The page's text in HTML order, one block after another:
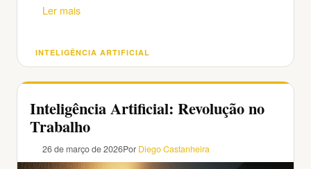
Ler mais
Categorias
INTELIGÊNCIA ARTIFICIAL
Inteligência Artificial: Revolução no
Trabalho
26 de março de 2026Por Diego Castanheira